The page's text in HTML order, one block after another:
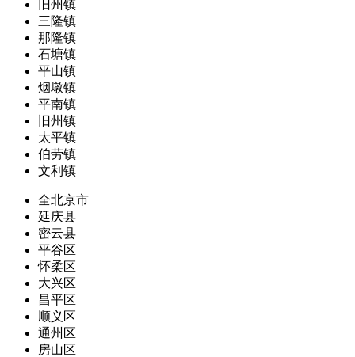
旧州镇
三隆镇
那隆镇
石塘镇
平山镇
烟墩镇
平南镇
旧州镇
太平镇
伯劳镇
文利镇
全北京市
延庆县
密云县
平谷区
怀柔区
大兴区
昌平区
顺义区
通州区
房山区